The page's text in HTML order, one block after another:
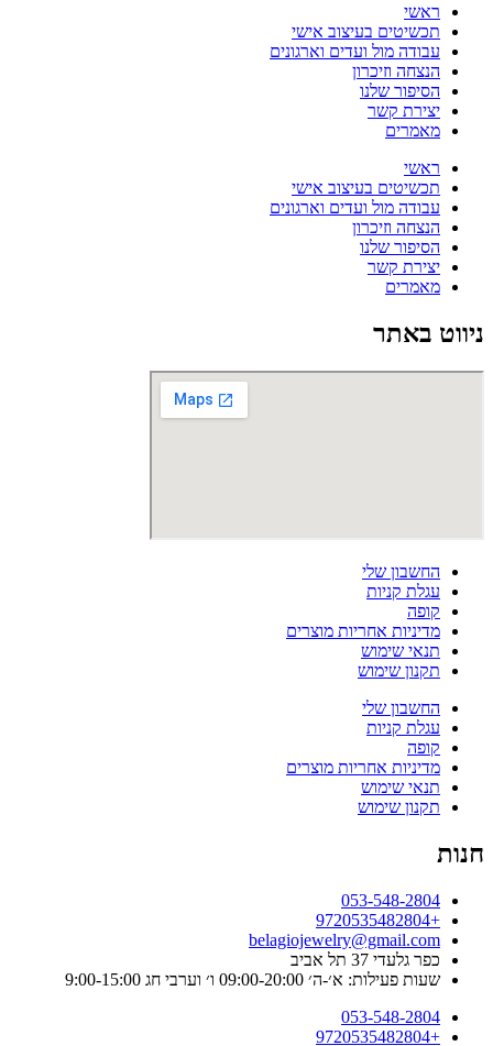
ראשי
תכשיטים בעיצוב אישי
עבודה מול ועדים וארגונים
הנצחה וזיכרון
הסיפור שלנו
יצירת קשר
מאמרים
ראשי
תכשיטים בעיצוב אישי
עבודה מול ועדים וארגונים
הנצחה וזיכרון
הסיפור שלנו
יצירת קשר
מאמרים
ניווט באתר
החשבון שלי
עגלת קניות
קופה
מדיניות אחריות מוצרים
תנאי שימוש
תקנון שימוש
החשבון שלי
עגלת קניות
קופה
מדיניות אחריות מוצרים
תנאי שימוש
תקנון שימוש
חנות
053-548-2804
+9720535482804
belagiojewelry@gmail.com
כפר גלעדי 37 תל אביב
שעות פעילות: א׳-ה׳ 09:00-20:00 ו׳ וערבי חג 9:00-15:00
053-548-2804
+9720535482804